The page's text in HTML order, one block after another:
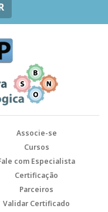
Associe-se
Cursos
com Especialista
Certificação
Parceiros
Validar Certificado